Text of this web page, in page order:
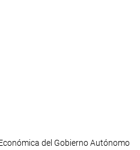
del Gobierno Autónomo